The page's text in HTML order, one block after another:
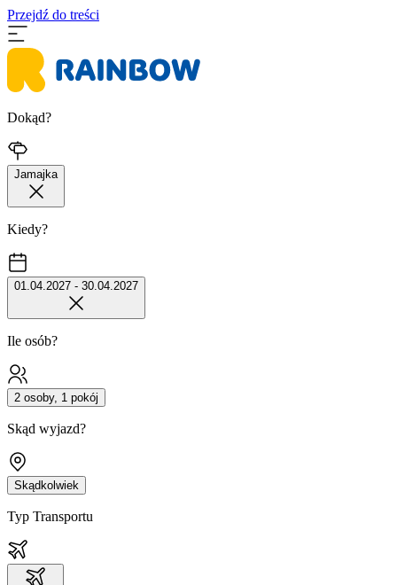
Przejdź do treści
Dokąd?
Jamajka
Kiedy?
01.04.2027 - 30.04.2027
Ile osób?
2 osoby, 1 pokój
Skąd wyjazd?
Skądkolwiek
Typ Transportu